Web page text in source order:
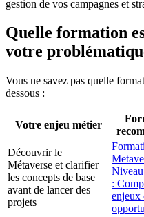
gestion de vos campagnes et
Quelle formation
votre
Vous ne savez pas quelle
dessous :
Votre enjeu métier
Découvrir le
Métaverse et clarifier
les concepts de base
avant de lancer des
projets
:
enjeux